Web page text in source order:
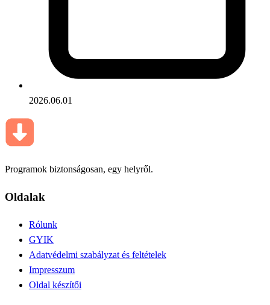
2026.06.01
Programok biztonságosan, egy helyről.
Oldalak
Rólunk
GYIK
Adatvédelmi szabályzat és feltételek
Impresszum
Oldal készítői